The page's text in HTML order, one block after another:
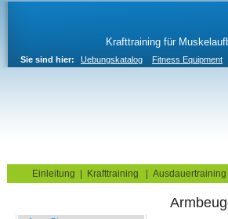
Krafttraining für
Sie sind hier: Uebungskatalog Fitness Equipment
Einleitung Krafttraining Ausdauertraining